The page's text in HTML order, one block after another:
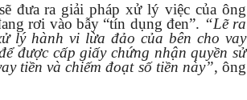
đưa ra giải pháp xử lý việc của ông
rơi vào bẫy “tín dụng đen”. “Lẽ ra
lý hành vi lừa đảo của bên cho vay
được cấp giấy chứng nhận quyền sử
tiền và chiếm đoạt số tiền này”, ông